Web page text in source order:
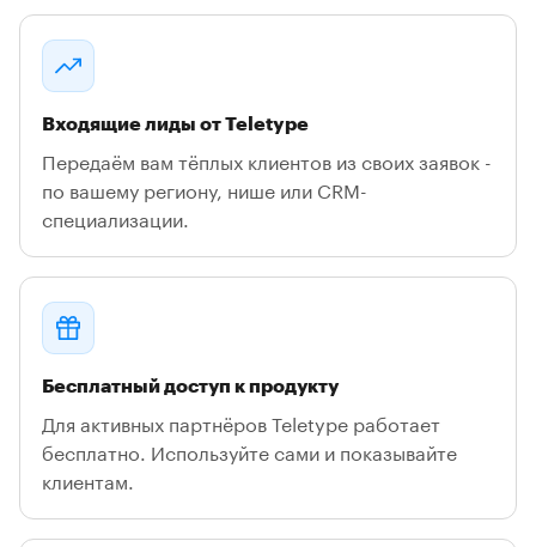
Входящие лиды от Teletype
Передаём вам тёплых клиентов из своих заявок -
по вашему региону, нише или CRM-
специализации.
Бесплатный доступ к продукту
Для активных партнёров Teletype работает
бесплатно. Используйте сами и показывайте
клиентам.